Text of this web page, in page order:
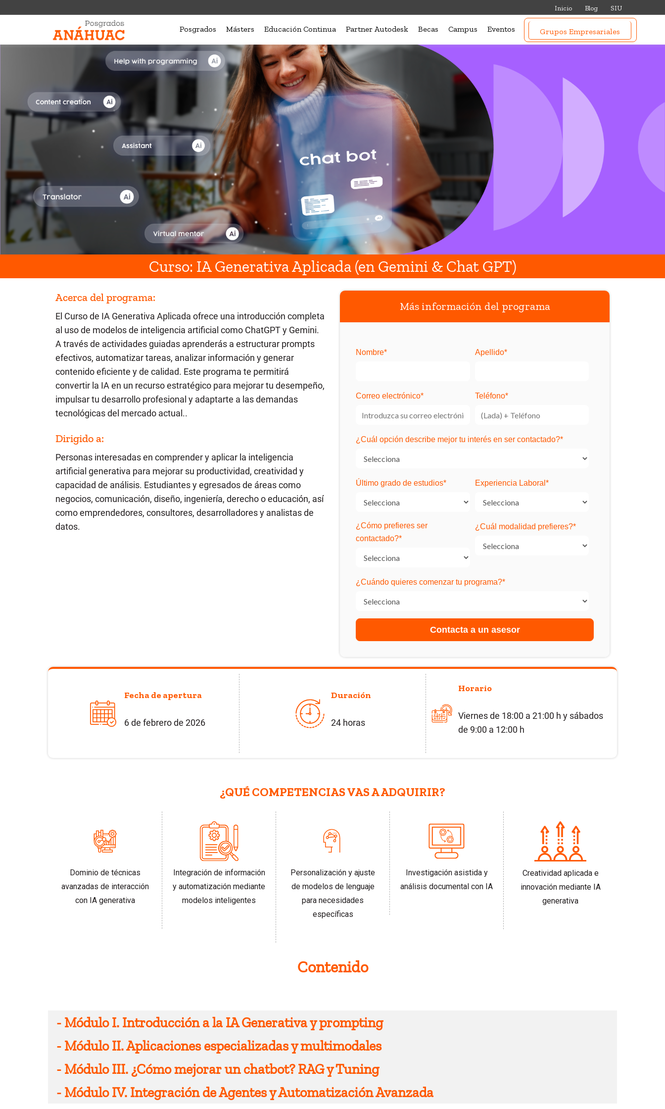
Inicio Blog SIU
Posgrados Másters Educación Continua Partner Autodesk Becas Campus Eventos Grupos Empresariales
Curso: IA Generativa Aplicada (en Gemini & Chat GPT)
Acerca del programa:
El Curso de IA Generativa Aplicada ofrece una introducción completa
al uso de modelos de inteligencia artificial como ChatGPT y Gemini.
A través de actividades guiadas aprenderás a estructurar prompts
efectivos, automatizar tareas, analizar información y generar
contenido eficiente y de calidad. Este programa te permitirá
convertir la IA en un recurso estratégico para mejorar tu desempeño,
impulsar tu desarrollo profesional y adaptarte a las demandas
tecnológicas del mercado actual..
Dirigido a:
Personas interesadas en comprender y aplicar la inteligencia
artificial generativa para mejorar su productividad, creatividad y
capacidad de análisis. Estudiantes y egresados de áreas como
negocios, comunicación, diseño, ingeniería, derecho o educación, así
como emprendedores, consultores, desarrolladores y analistas de
datos.
Más información del programa
Nombre* Apellido*
Correo electrónico* Teléfono*
¿Cuál opción describe mejor tu interés en ser contactado?*
Último grado de estudios* Experiencia Laboral *
¿Cómo prefieres ser
contactado?*
¿Cuál modalidad prefieres?*
¿Cuándo quieres comenzar tu programa?*
Fecha de apertura
6 de febrero de 2026
Duración
24 horas
Horario
Viernes de 18:00 a 21:00 h y sábados
de 9:00 a 12:00 h
¿QUÉ COMPETENCIAS VAS A ADQUIRIR?
Dominio de técnicas
avanzadas de interacción
con IA generativa
Integración de información
y automatización mediante
modelos inteligentes
Personalización y ajuste
de modelos de lenguaje
para necesidades
específicas
Investigación asistida y
análisis documental con IA
Creatividad aplicada e
innovación mediante IA
generativa
Contenido
- Módulo I. Introducción a la IA Generativa y prompting
· Fundamentos de la IA Generativa
· Técnicas avanzadas de prompting
· Chain of Thought y sus aplicaciones
- Módulo II. Aplicaciones especializadas y multimodales
· Creación y gestión de documentación (Canva)
· Prompting con Excel e imágenes
- Módulo III. ¿Cómo mejorar un chatbot? RAG y Tuning
· Recuperación Aumentada Generativa
- Módulo IV. Integración de Agentes y Automatización Avanzada